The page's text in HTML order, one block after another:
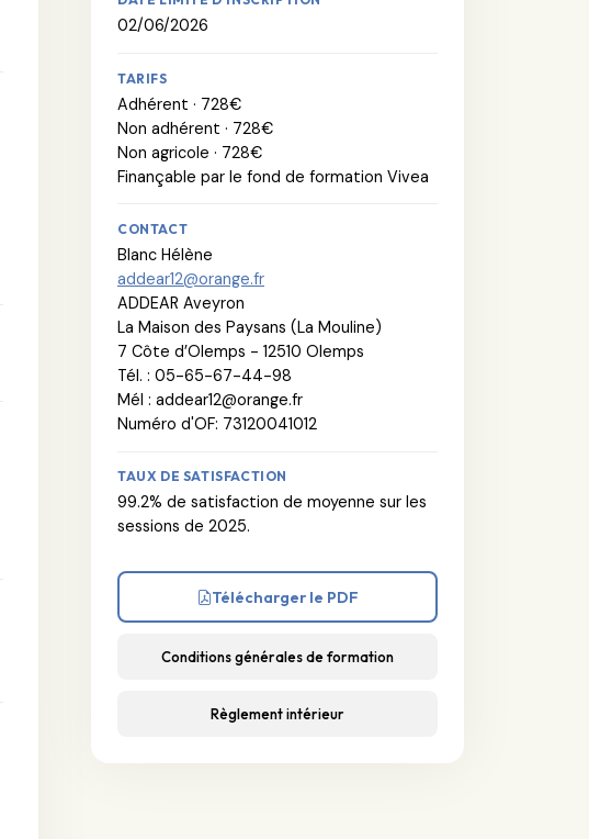
02/06/2026
TARIFS
Adhérent · 728€
Non adhérent · 728€
Non agricole · 728€
Finançable par le fond de formation Vivea
CONTACT
Blanc Hélène
addear12@orange.fr
ADDEAR Aveyron
La Maison des Paysans (La Mouline)
7 Côte d’Olemps - 12510 Olemps
Tél. : 05-65-67-44-98
Mél : addear12@orange.fr
Numéro d'OF: 73120041012
TAUX DE SATISFACTION
99.2% de satisfaction de moyenne sur les
sessions de 2025.
Télécharger le PDF
Conditions générales de formation
Règlement intérieur